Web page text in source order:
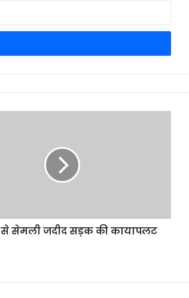
सेमली जदीद सड़क की कायापलट